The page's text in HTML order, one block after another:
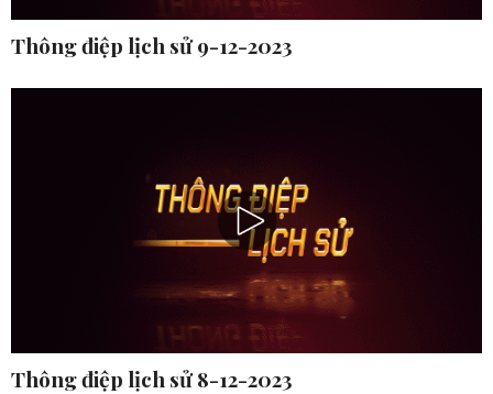
Thông điệp lịch sử 9-12-2023
Thông điệp lịch sử 8-12-2023